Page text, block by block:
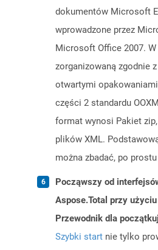
dokumentów Microsoft
wprowadzone przez
Microsoft Office 2007.
zorganizowaną zgodnie
otwartymi
części 2 standardu
format wynosi Pakiet
plików XML.
można zbadać, po
Począwszy od
Aspose.Total przy
Przewodnik dla
Szybki start nie tylko